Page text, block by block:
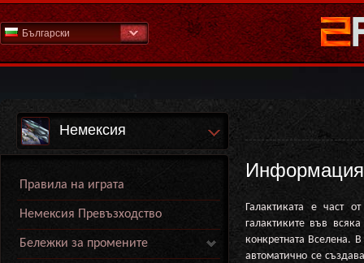
Български
Немексия
Правила на играта
Немексия Превъзходство
Бележки за промените
Информация
Галактиката е част
галактиките във
конкретната Вселена.
автоматично се